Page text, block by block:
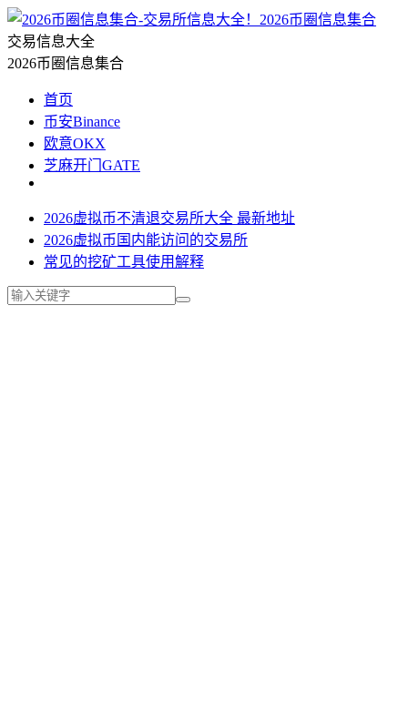
2026币圈信息集合
交易信息大全
2026币圈信息集合
首页
币安Binance
欧意OKX
芝麻开门GATE
2026虚拟币不清退交易所大全 最新地址
2026虚拟币国内能访问的交易所
常见的挖矿工具使用解释